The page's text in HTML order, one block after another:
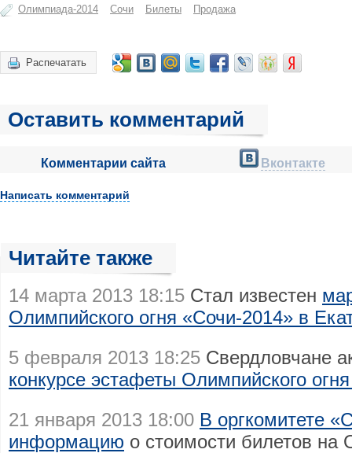
Олимпиада-2014 Сочи Билеты Продажа
Распечатать
Оставить комментарий
Комментарии сайта Вконтакте
Написать комментарий
Читайте также
14 марта 2013 18:15 Стал известен
Олимпийского огня «Сочи-2014» в
5 февраля 2013 18:25 Свердловчане
конкурсе эстафеты Олимпийского
21 января 2013 18:00 В оргкомитете
информацию о стоимости билетов на